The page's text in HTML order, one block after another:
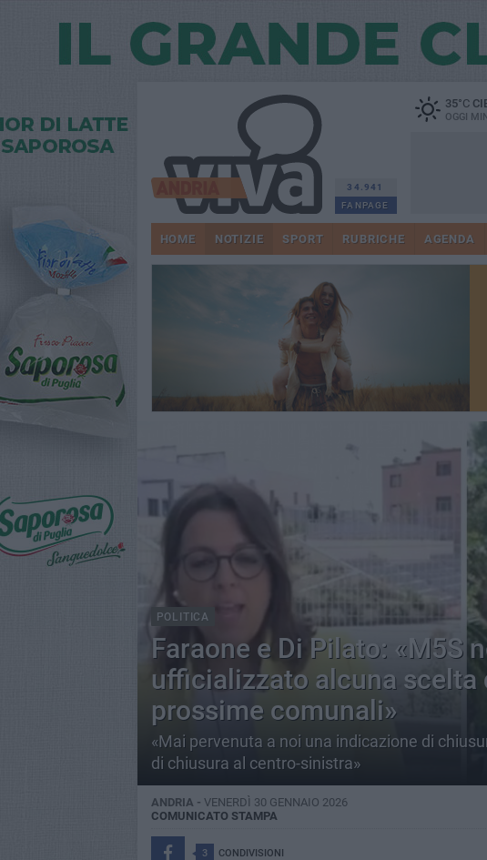
34.941
FANPAGE
35°C
OGGI
HOME NOTIZIE SPORT RUBRICHE AGENDA
POLITICA
Faraone e Di Pilato: «M5S
ufficializzato alcuna scelta
prossime comunali»
«Mai pervenuta a noi una indicazione di
di chiusura al centro-sinistra»
ANDRIA - VENERDÌ 30 GENNAIO 2026
COMUNICATO STAMPA
3 CONDIVISIONI